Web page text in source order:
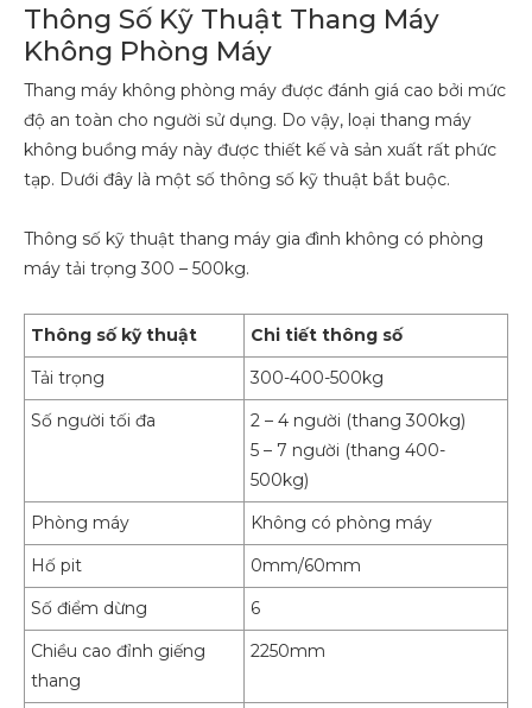
Thông Số Kỹ Thuật Thang Máy
Không Phòng Máy
Thang máy không phòng máy được đánh giá cao bởi mức
độ an toàn cho người sử dụng. Do vậy, loại thang máy
không buồng máy này được thiết kế và sản xuất rất phức
tạp. Dưới đây là một số thông số kỹ thuật bắt buộc.
Thông số kỹ thuật thang máy gia đình không có phòng
máy tải trọng 300 – 500kg.
Thông số kỹ thuật
Chi tiết thông số
Tải trọng
300-400-500kg
Số người tối đa
2 – 4 người (thang 300kg)
5 – 7 người (thang 400-
500kg)
Phòng máy
Không có phòng máy
Hố pit
0mm/60mm
Số điểm dừng
6
Chiều cao đỉnh giếng
thang
2250mm